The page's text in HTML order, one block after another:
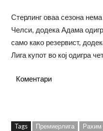
Стерлинг оваа сезона
Челси, додека Адама
само како резервист,
Лига купот во кој одигра
Коментари
Tags Премиерлига Рахим